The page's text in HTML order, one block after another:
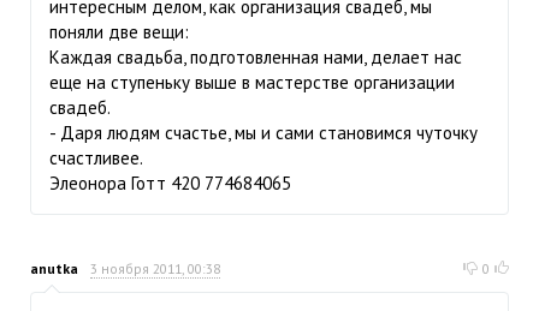
интересным делом, как организация свадеб, мы
поняли две вещи:
Каждая свадьба, подготовленная нами, делает нас
еще на ступеньку выше в мастерстве организации
свадеб.
- Даря людям счастье, мы и сами становимся чуточку
счастливее.
Элеонора Готт 420 774684065
anutka 3 ноября 2011, 00:38 0